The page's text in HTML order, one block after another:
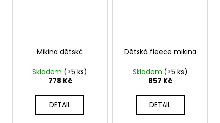
Mikina dětská
Skladem (>5 ks)
778 Kč
DETAIL
Dětská fleece mikina
Skladem (>5 ks)
857 Kč
DETAIL